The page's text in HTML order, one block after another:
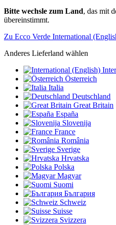
Bitte wechsle zum Land, das mit
übereinstimmt.
Zu Ecco Verde International
Anderes Lieferland wählen
Österreich
Italia
Deutschland
Great Britain
España
Slovenija
France
România
Sverige
Hrvatska
Polska
Magyar
Suomi
България
Schweiz
Suisse
Svizzera